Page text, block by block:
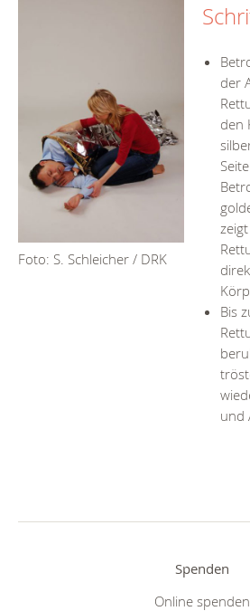
Foto: S. Schleicher / DRK
der
den
Bis
und
Spenden
Online spenden